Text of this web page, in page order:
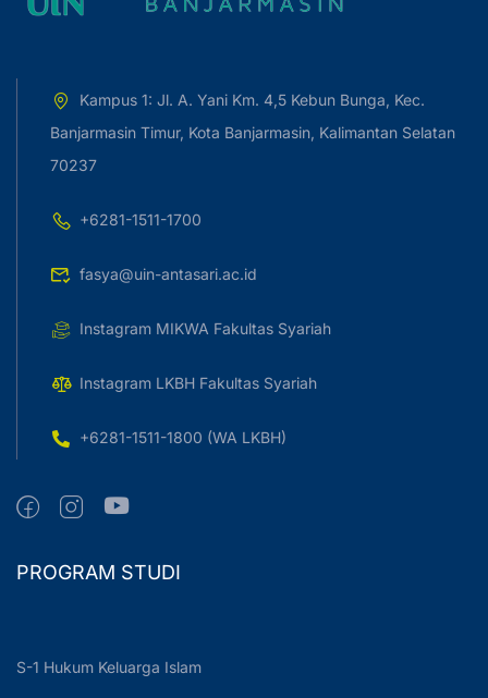
Kampus 1: Jl. A. Yani Km. 4,5 Kebun Bunga, Kec.
Banjarmasin Timur, Kota Banjarmasin, Kalimantan Selatan
70237
+6281-1511-1700
fasya@uin-antasari.ac.id
Instagram MIKWA Fakultas Syariah
Instagram LKBH Fakultas Syariah
+6281-1511-1800 (WA LKBH)
PROGRAM STUDI
S-1 Hukum Keluarga Islam